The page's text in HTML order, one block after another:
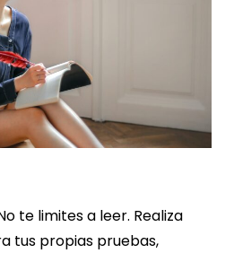
te limites a leer. Realiza
tus propias pruebas,